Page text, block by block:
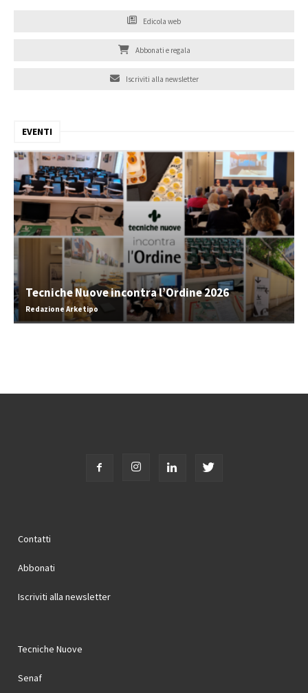
Edicola web
Abbonati e regala
Iscriviti alla newsletter
EVENTI
Tecniche Nuove incontra l’Ordine 2026
Redazione Arketipo
Contatti
Abbonati
Iscriviti alla newsletter
Tecniche Nuove
Senaf